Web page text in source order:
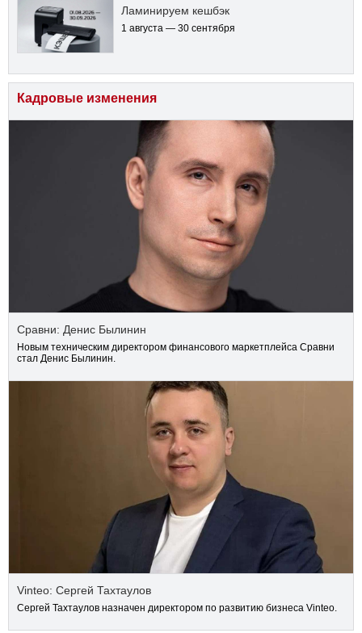
Ламинируем кешбэк
1 августа — 30 сентября
Кадровые изменения
Сравни: Денис Былинин
Новым техническим директором финансового маркетплейса Сравни
стал Денис Былинин.
Vinteo: Сергей Тахтаулов
Сергей Тахтаулов назначен директором по развитию бизнеса Vinteo.